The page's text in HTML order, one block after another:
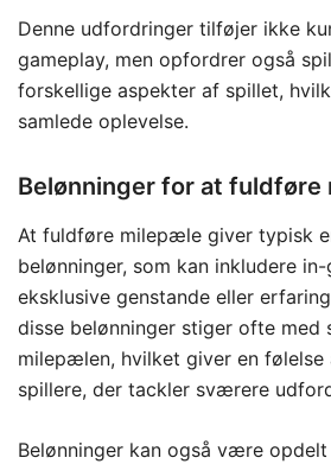
Denne udfordringer tilføjer ikke
gameplay, men opfordrer også
forskellige aspekter af spillet,
samlede oplevelse.
Belønninger for at
At fuldføre milepæle giver typisk
belønninger, som kan inkludere
eksklusive genstande eller
disse belønninger stiger ofte
milepælen, hvilket giver en følelse
spillere, der tackler sværere
Belønninger kan også være